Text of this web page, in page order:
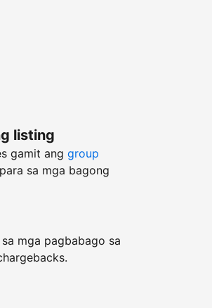
listing
gamit ang group
para sa mga bagong
mga pagbabago sa